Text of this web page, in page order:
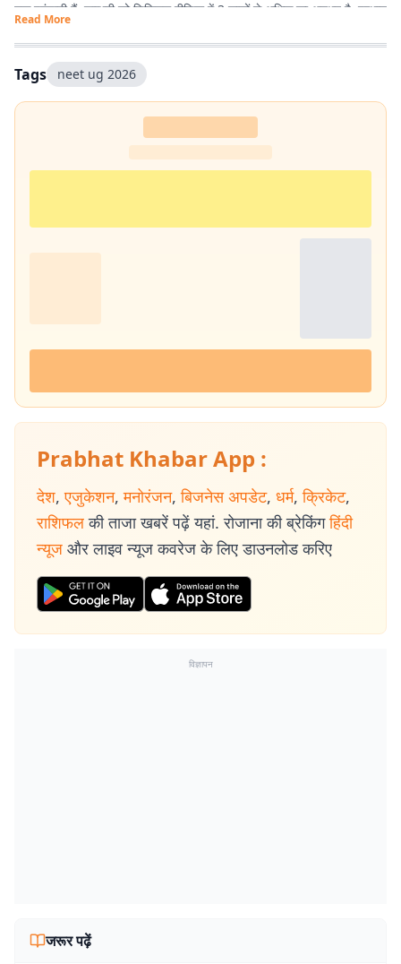
तक पहुंचाती हैं. शाम्भवी को डिजिटल मीडिया में 3 सालों से अधिक का अनुभव है. प्रभात
खबर से पहले वे राजस्थान पत्रिका और पटना स्थित न्यूज़ हाट में भी काम कर चुकी हैं.
Read More
Tags neet ug 2026
Prabhat Khabar App :
देश, एजुकेशन, मनोरंजन, बिजनेस अपडेट, धर्म, क्रिकेट,
राशिफल की ताजा खबरें पढ़ें यहां. रोजाना की ब्रेकिंग हिंदी
न्यूज और लाइव न्यूज कवरेज के लिए डाउनलोड करिए
विज्ञापन
जरूर पढ़ें